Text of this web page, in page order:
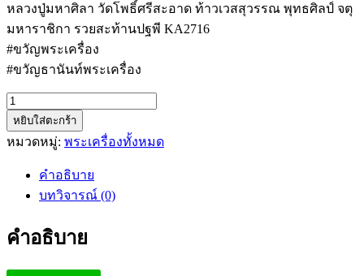
หลวงปู่มหาศิลา วัดโพธิ์ศรีสะอาด ท้าวเวสสุวรรณ พุทธศิลป์ จตุ
มหาราชิกา รวยสะท้านปฐพี KA2716
#ขวัญพระเครื่อง
#ขวัญธานันท์พระเครื่อง
จำนวน
หลวง
ปู่
จตุ
หยิบใส่ตะกร้า
หมวดหมู่: พระเครื่องทั้งหมด
คำอธิบาย
บทวิจารณ์ (0)
คำอธิบาย